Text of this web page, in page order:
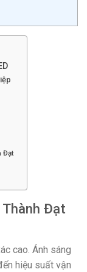
Đạt
Đạt
cao. Ánh sáng
hiệu suất vận